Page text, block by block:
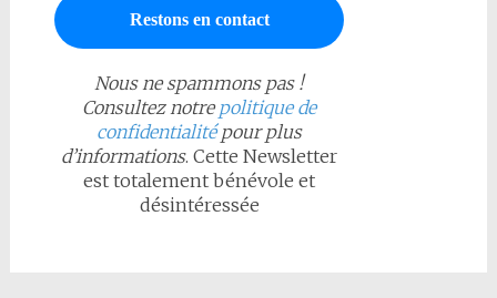
Nous ne spammons pas !
Consultez notrepolitique de
confidentialitépour plus
d’informations. Cette Newsletter
est totalement bénévole et
désintéressée